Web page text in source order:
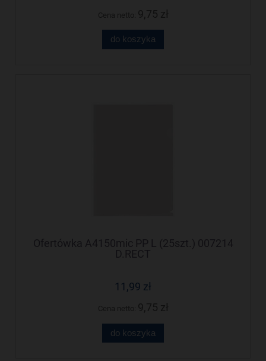
do koszyka
Ofertówka A4150mic PP L (25szt.) 007214
D.RECT
11,99 zł
do koszyka